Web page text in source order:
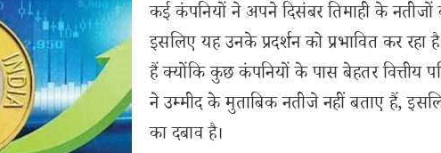
कई कंपनियों ने अपने दिसंबर तिमाही के नतीजों
इसलिए यह उनके प्रदर्शन को प्रभावित कर
हैं क्योंकि कुछ कंपनियों के पास बेहतर वित्तीय
ने उम्मीद के मुताबिक नतीजे नहीं बताए हैं,
का दबाव है।